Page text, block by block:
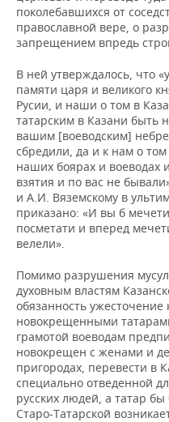
поколебавшихся от
православной вере, о
запрещением впредь
В ней утверждалось, что
памяти царя и великого
Русии, и наши о том в
татарским в Казани быть
вашим [воеводским]
сбредили, да и к нам о
наших боярах и воеводах
взятия и по вас не
и А.И. Вяземскому в
приказано: «И вы б
посметати и вперед
велели».
Помимо разрушения
духовным властям
обязанность
новокрещенными
грамотой воеводам
новокрещен с женами и
пригородах, перевести в
специально отведенной
русских людей, а татар
Старо-Татарской